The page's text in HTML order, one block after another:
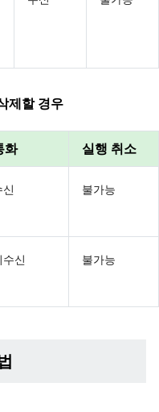
제할 경우
화 실행 취소
신 불가능
수신 불가능